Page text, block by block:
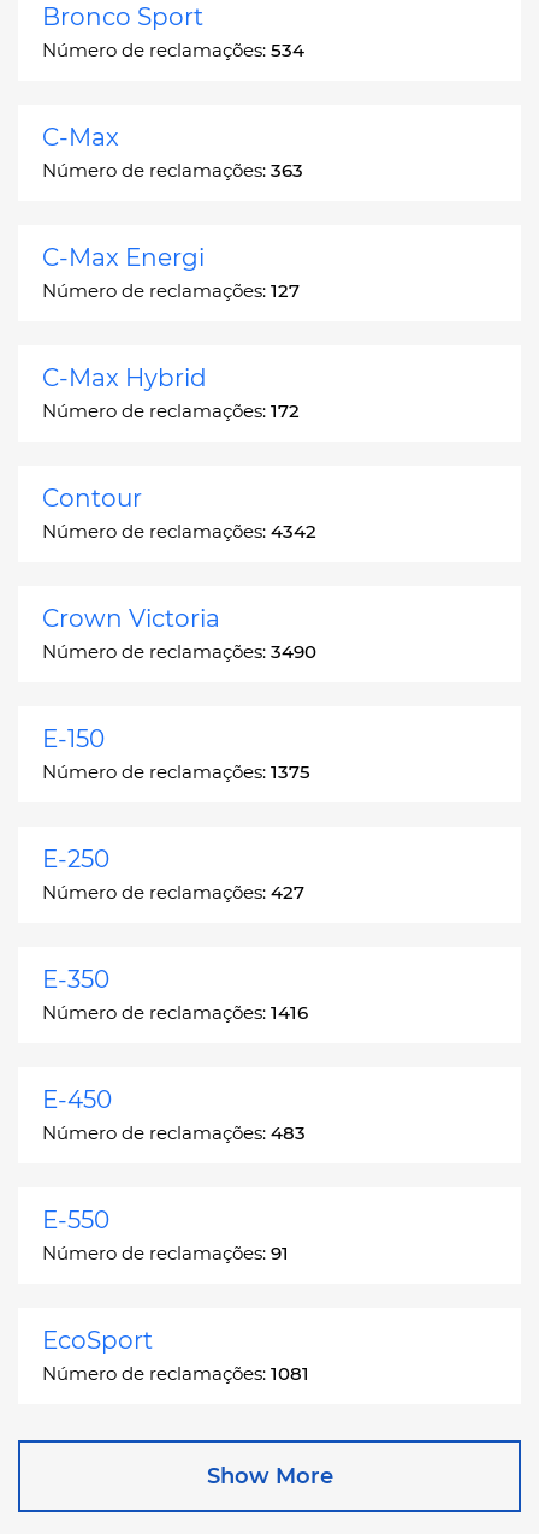
Bronco Sport
Número de reclamações: 534
C-Max
Número de reclamações: 363
C-Max Energi
Número de reclamações: 127
C-Max Hybrid
Número de reclamações: 172
Contour
Número de reclamações: 4342
Crown Victoria
Número de reclamações: 3490
E-150
Número de reclamações: 1375
E-250
Número de reclamações: 427
E-350
Número de reclamações: 1416
E-450
Número de reclamações: 483
E-550
Número de reclamações: 91
EcoSport
Número de reclamações: 1081
Show More